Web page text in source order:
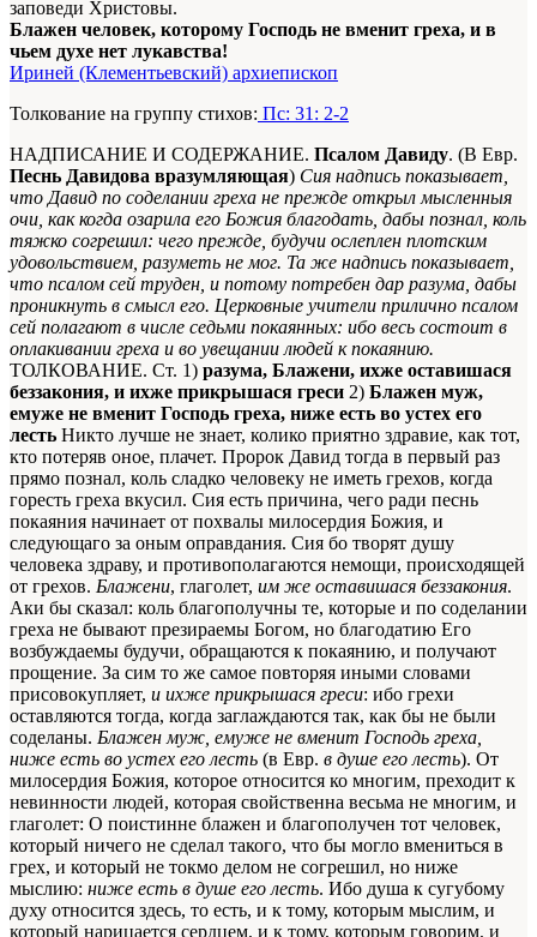
заповеди Христовы.
Блажен человек, которому Господь не вменит греха, и в
чьем духе нет лукавства!
Ириней (Клементьевский) архиепископ
Толкование на группу стихов: Пс: 31: 2-2
НАДПИСАНИЕ И СОДЕРЖАНИЕ. Псалом Давиду. (В Евр.
Песнь Давидова вразумляющая) Сия надпись показывает,
что Давид по соделании греха не прежде открыл мысленныя
очи, как когда озарила его Божия благодать, дабы познал, коль
тяжко согрешил: чего прежде, будучи ослеплен плотским
удовольствием, разуметь не мог. Та же надпись показывает,
что псалом сей труден, и потому потребен дар разума, дабы
проникнуть в смысл его. Церковные учители прилично псалом
сей полагают в числе седьми покаянных: ибо весь состоит в
оплакивании греха и во увещании людей к покаянию.
ТОЛКОВАНИЕ. Ст. 1) разума, Блажени, ихже оставишася
беззакония, и ихже прикрышася греси 2) Блажен муж,
емуже не вменит Господь греха, ниже есть во устех его
лесть Никто лучше не знает, колико приятно здравие, как тот,
кто потеряв оное, плачет. Пророк Давид тогда в первый раз
прямо познал, коль сладко человеку не иметь грехов, когда
горесть греха вкусил. Сия есть причина, чего ради песнь
покаяния начинает от похвалы милосердия Божия, и
следующаго за оным оправдания. Сия бо творят душу
человека здраву, и противополагаются немощи, происходящей
от грехов. Блажени, глаголет, им же оставишася беззакония.
Аки бы сказал: коль благополучны те, которые и по соделании
греха не бывают презираемы Богом, но благодатию Его
возбуждаемы будучи, обращаются к покаянию, и получают
прощение. За сим то же самое повторяя иными словами
присовокупляет, и ихже прикрышася греси: ибо грехи
оставляются тогда, когда заглаждаются так, как бы не были
соделаны. Блажен муж, емуже не вменит Господь греха,
ниже есть во устех его лесть (в Евр. в душе его лесть). От
милосердия Божия, которое относится ко многим, преходит к
невинности людей, которая свойственна весьма не многим, и
глаголет: О поистинне блажен и благополучен тот человек,
который ничего не сделал такого, что бы могло вмениться в
грех, и который не токмо делом не согрешил, но ниже
мыслию: ниже есть в душе его лесть. Ибо душа к сугубому
духу относится здесь, то есть, и к тому, которым мыслим, и
который нарицается сердцем, и к тому, которым говорим, и